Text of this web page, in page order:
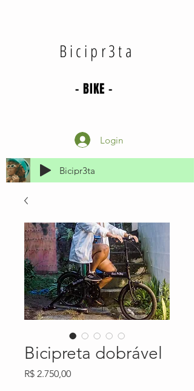
Bicipr3ta
- BIKE -
Login
Bicipr3ta
Bicipreta dobrável
R$ 2.750,00Preço